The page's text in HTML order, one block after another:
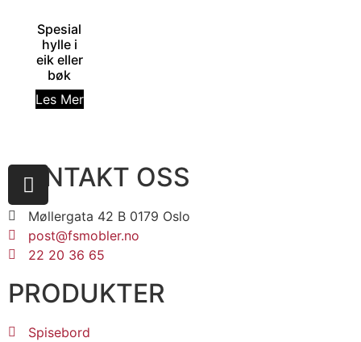
Spesial
hylle i
eik eller
bøk
Les Mer
PRODUKTER
Spisebord
KONTAKT OSS
Møllergata 42 B 0179 Oslo
post@fsmobler.no
22 20 36 65